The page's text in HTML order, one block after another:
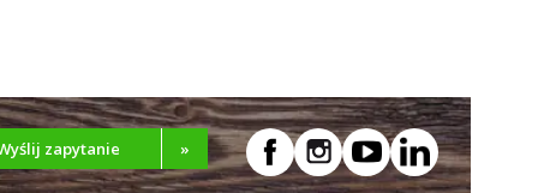
zapytanie »